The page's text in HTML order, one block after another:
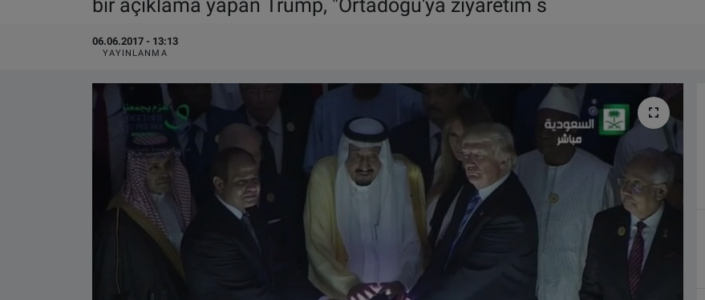
bir açıklama yapan Trump, "Ortadoğu'ya ziyaretim s
06.06.2017 - 13:13
YAYINLANMA
Çerez Politikası